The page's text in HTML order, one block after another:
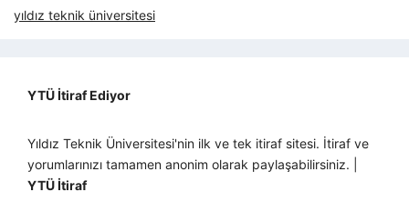
yıldız teknik üniversitesi
YTÜ İtiraf Ediyor
Yıldız Teknik Üniversitesi'nin ilk ve tek itiraf sitesi. İtiraf ve
yorumlarınızı tamamen anonim olarak paylaşabilirsiniz. |
YTÜ İtiraf